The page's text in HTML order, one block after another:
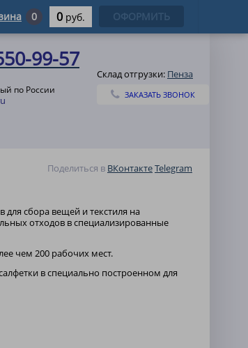
99-57
по России
Склад отгрузки: Пенза
ЗАКАЗАТЬ ЗВОНОК
Поделиться в ВКонтактеTelegram
для сбора вещей и текстиля на
отходов в специализированные
чем 200 рабочих мест.
в специально построенном для
0 0 руб. ОФОРМИТЬ